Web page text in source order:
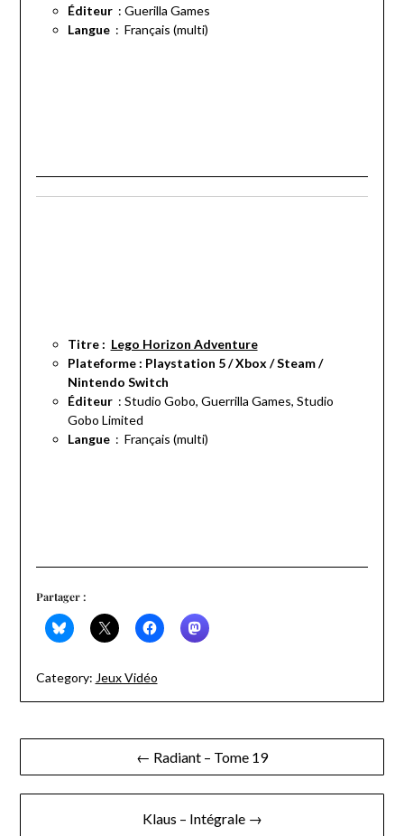
: Guerilla Games
Langue ‏ : ‎ Français (multi)
Titre : Lego Horizon Adventure
Plateforme : Playstation 5 / Xbox / Steam /
Nintendo Switch
: Studio Gobo, Guerrilla Games, Studio
Gobo Limited
Langue ‏ : ‎ Français (multi)
Partager :
Category: Jeux Vidéo
Navigation
de
← Radiant – Tome 19
Klaus – Intégrale →